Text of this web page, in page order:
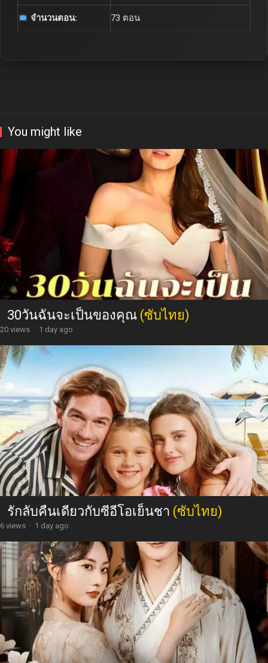
จำนวนตอน: 73 ตอน
You might like
30วันฉันจะเป็นของคุณ (ซับไทย)
20 views · 1 day ago
รักลับคืนเดียวกับซีอีโอเย็นชา (ซับไทย)
6 views · 1 day ago